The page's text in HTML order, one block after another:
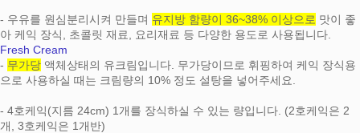
- 우유를 원심분리시켜 만들며 유지방 함량이 36~38% 이상으로 맛이 좋
아 케익 장식, 초콜릿 재료, 요리재료 등 다양한 용도로 사용됩니다.
Fresh Cream
- 무가당 액체상태의 유크림입니다. 무가당이므로 휘핑하여 케익 장식용
으로 사용하실 때는 크림량의 10% 정도 설탕을 넣어주세요.
- 4호케익(지름 24cm) 1개를 장식하실 수 있는 량입니다. (2호케익은 2
개, 3호케익은 1개반)